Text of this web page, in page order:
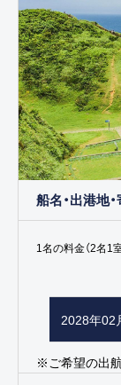
船名・出港地
1名の料金（2名1室
2028年02
※ご希望の出